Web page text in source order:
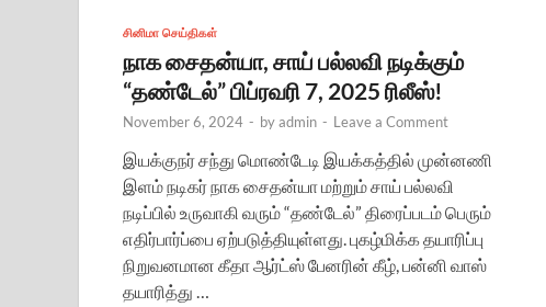
சினிமா செய்திகள்
நாக சைதன்யா, சாய் பல்லவி நடிக்கும்
“தண்டேல்” பிப்ரவரி 7, 2025 ரிலீஸ்!
November 6, 2024 - byadmin - Leave a Comment
இயக்குநர் சந்து மொண்டேடி இயக்கத்தில் முன்னணி
இளம் நடிகர் நாக சைதன்யா மற்றும் சாய் பல்லவி
நடிப்பில் உருவாகி வரும் “தண்டேல்” திரைப்படம் பெரும்
எதிர்பார்ப்பை ஏற்படுத்தியுள்ளது. புகழ்மிக்க தயாரிப்பு
நிறுவனமான கீதா ஆர்ட்ஸ் பேனரின் கீழ், பன்னி வாஸ்
தயாரித்து …